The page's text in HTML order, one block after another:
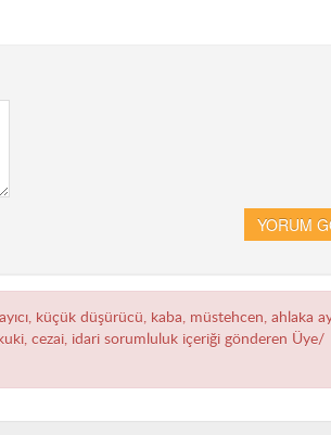
YORUM
küçük düşürücü, kaba, müstehcen, ahlaka
cezai, idari sorumluluk içeriği gönderen Üye/